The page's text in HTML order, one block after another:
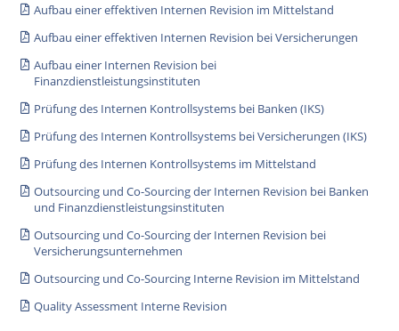
Aufbau einer effektiven Internen Revision im Mittelstand
Aufbau einer effektiven Internen Revision bei Versicherungen
Aufbau einer Internen Revision bei
Finanzdienstleistungsinstituten
Prüfung des Internen Kontrollsystems bei Banken (IKS)
Prüfung des Internen Kontrollsystems bei Versicherungen (IKS)
Prüfung des Internen Kontrollsystems im Mittelstand
Outsourcing und Co-Sourcing der Internen Revision bei Banken
und Finanzdienstleistungsinstituten
Outsourcing und Co-Sourcing der Internen Revision bei
Versicherungsunternehmen
Outsourcing und Co-Sourcing Interne Revision im Mittelstand
Quality Assessment Interne Revision